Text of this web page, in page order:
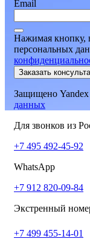
Email
Нажимая кнопку,
персональных
Заказать
Защищено Yandex
данных
Для звонков из
+7 495 492-45-92
WhatsApp
+7 912 820-09-84
Экстренный
+7 499 455-14-01